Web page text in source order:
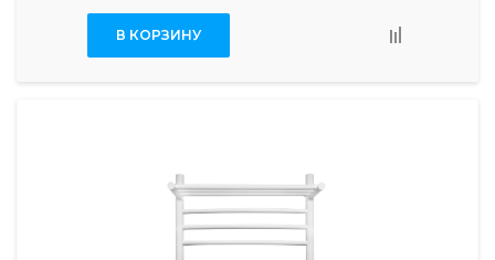
В КОРЗИНУ